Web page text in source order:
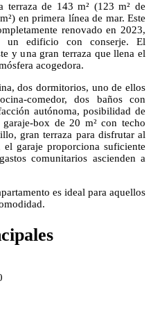
terraza de 143 m² (123 m² de
en primera línea de mar. Este
renovado en 2023,
edificio con conserje. El
y una gran terraza que llena el
acogedora.
dos dormitorios, uno de ellos
comedor, dos baños con
autónoma, posibilidad de
box de 20 m² con techo
gran terraza para disfrutar al
garaje proporciona suficiente
comunitarios ascienden a
es ideal para aquellos